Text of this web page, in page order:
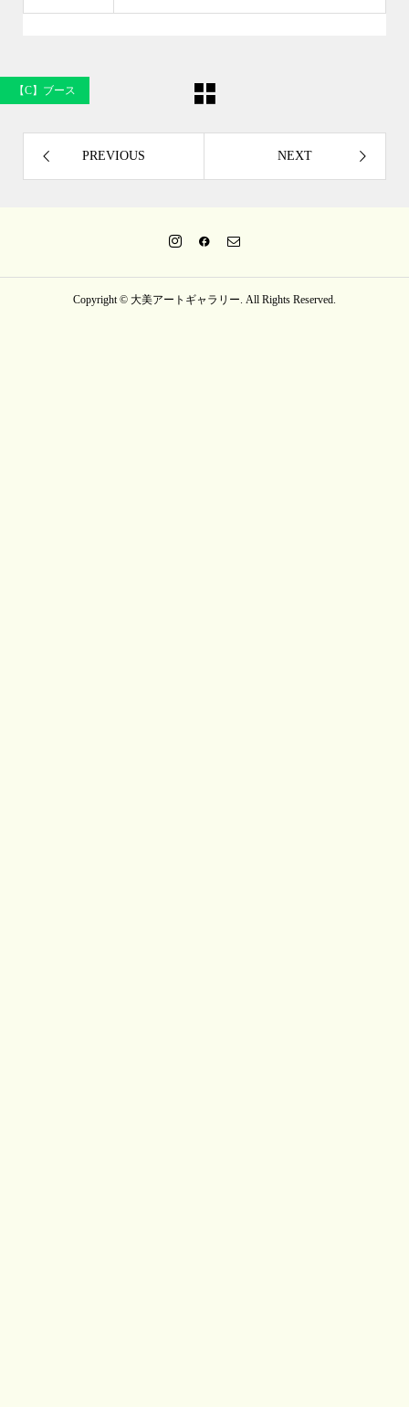
【C】ブース
PREVIOUS NEXT
Copyright © 大美アートギャラリー. All Rights Reserved.